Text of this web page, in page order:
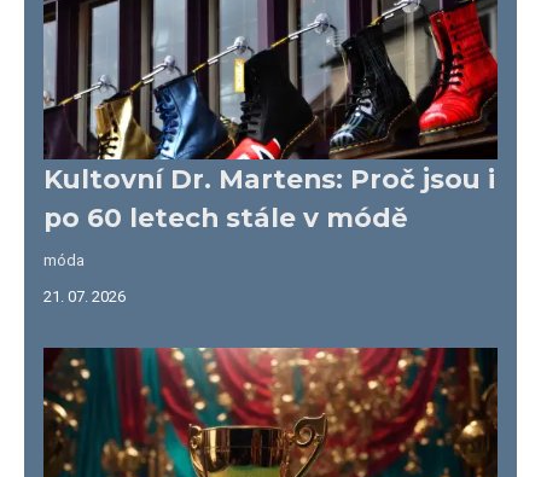
Kultovní Dr. Martens: Proč jsou i
po 60 letech stále v módě
móda
21. 07. 2026